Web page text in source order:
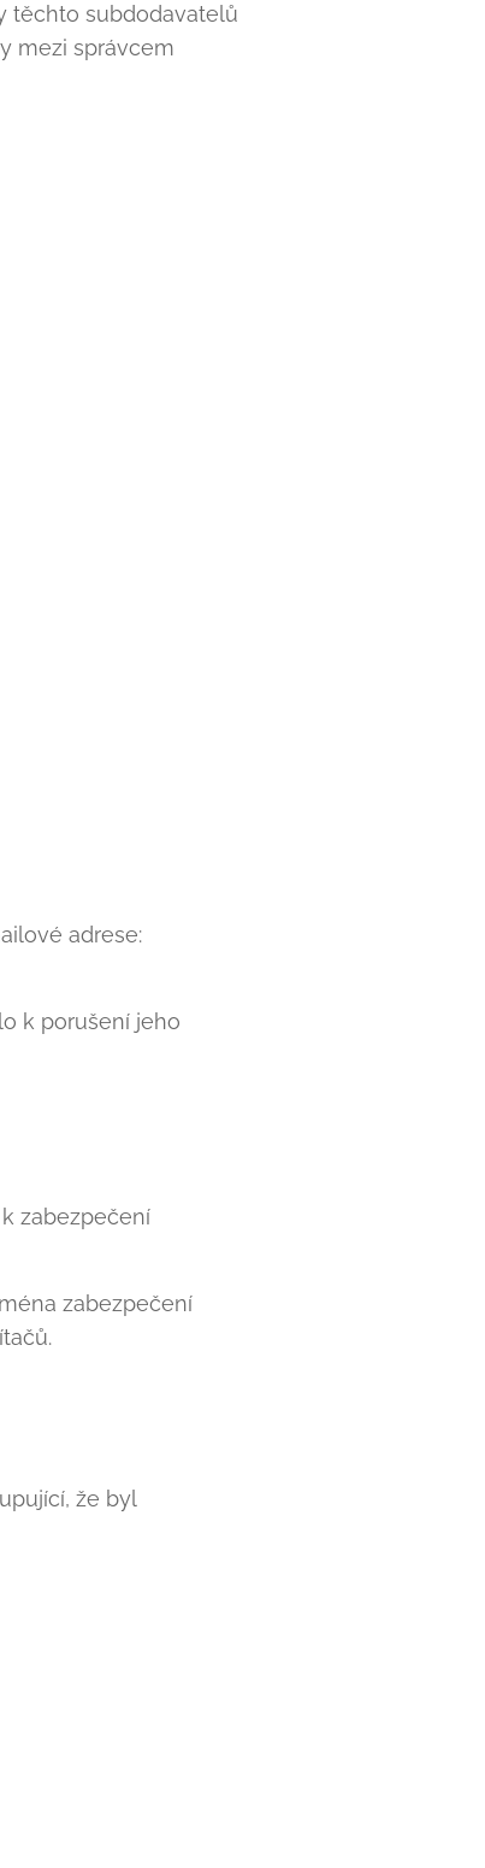
těchto subdodavatelů
mezi správcem
adrese:
k porušení jeho
zabezpečení
zabezpečení
že byl